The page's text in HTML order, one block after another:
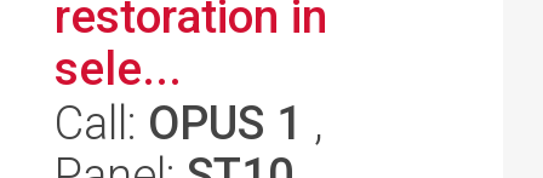
restoration in
sele...
Call: OPUS 1 ,